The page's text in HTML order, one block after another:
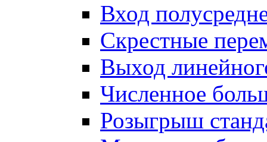
Вход
Скрестные
Выход
Численное
Розыгрыш